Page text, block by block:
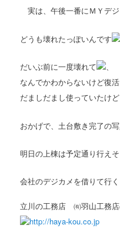
実は、午後一番にＭＹデ
どうも壊れたっぽいんです
だいぶ前に一度壊れて
、
なんでかわからないけど復
だましだまし使っていたけ
おかげで、土台敷き完了の
明日の上棟は予定通り行え
会社のデジカメを借りて行
立川の工務店 ㈲羽山工務
http://haya-kou.co.jp